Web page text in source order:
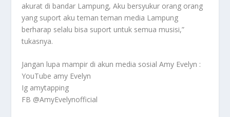
akurat di bandar Lampung, Aku bersyukur orang orang
yang suport aku teman teman media Lampung
berharap selalu bisa suport untuk semua musisi,”
tukasnya.
Jangan lupa mampir di akun media sosial Amy Evelyn :
YouTube amy Evelyn
Ig amytapping
FB @AmyEvelynofficial